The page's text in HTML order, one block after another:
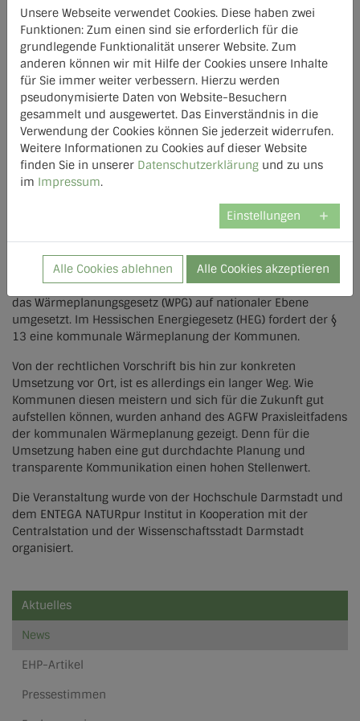
Lich
Oberaudorf
Olbersdorf
Raubling
Wettenberg
Aktuelles
News
EHP-Artikel
Pressestimmen
Zunächst gab er einen Einblick in die Anforderungen der EU,
Richtlinien weisen die Mitgliedsstaaten an, deren Städte und
Gemeinden zu einer lokale Wärme- und Kälteplanung zu
verpflichten. In Deutschland wird diese Anforderung durch
das Wärmeplanungsgesetz (WPG) auf nationaler Ebene
umgesetzt. Im Hessischen Energiegesetz (HEG) fordert der §
13 eine kommunale Wärmeplanung der Kommunen.
Von der rechtlichen Vorschrift bis hin zur konkreten
Umsetzung vor Ort, ist es allerdings ein langer Weg. Wie
Kommunen diesen meistern und sich für die Zukunft gut
aufstellen können, wurden anhand des AGFW Praxisleitfadens
der kommunalen Wärmeplanung gezeigt. Denn für die
Umsetzung haben eine gut durchdachte Planung und
transparente Kommunikation einen hohen Stellenwert.
Die Veranstaltung wurde von der Hochschule Darmstadt und
dem ENTEGA NATURpur Institut in Kooperation mit der
Centralstation und der Wissenschaftsstadt Darmstadt
organisiert.
Unsere Webseite verwendet Cookies. Diese haben zwei
Funktionen: Zum einen sind sie erforderlich für die
grundlegende Funktionalität unserer Website. Zum
anderen können wir mit Hilfe der Cookies unsere Inhalte
für Sie immer weiter verbessern. Hierzu werden
pseudonymisierte Daten von Website-Besuchern
gesammelt und ausgewertet. Das Einverständnis in die
Verwendung der Cookies können Sie jederzeit widerrufen.
Weitere Informationen zu Cookies auf dieser Website
finden Sie in unserer Datenschutzerklärung und zu uns
im Impressum.
Einstellungen
Alle Cookies ablehnen Alle Cookies akzeptieren